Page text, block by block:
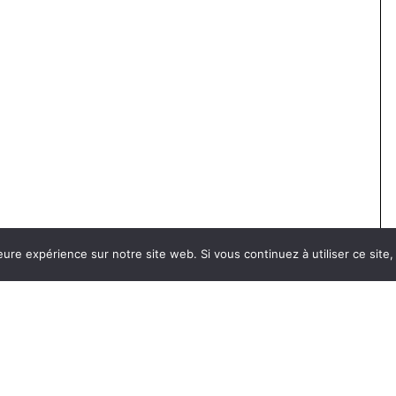
expérience sur notre site web. Si vous continuez à utiliser ce